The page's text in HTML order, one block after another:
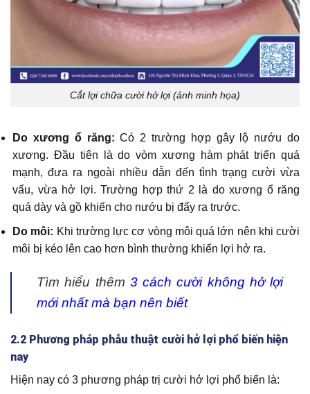
Cắt lợi chữa cười hở lợi (ảnh minh họa)
Do xương ổ răng: Có 2 trường hợp gây lộ nướu do
xương. Đầu tiên là do vòm xương hàm phát triển quá
mạnh, đưa ra ngoài nhiều dẫn đến tình trạng cười vừa
vẩu, vừa hở lợi. Trường hợp thứ 2 là do xương ổ răng
quá dày và gồ khiến cho nướu bị đẩy ra trước.
Do môi: Khi trường lực cơ vòng môi quá lớn nên khi cười
môi bị kéo lên cao hơn bình thường khiến lợi hở ra.
Tìm hiểu thêm 3 cách cười không hở lợi
mới nhất mà bạn nên biết
2.2 Phương pháp phẫu thuật cười hở lợi phổ biến hiện
nay
Hiện nay có 3 phương pháp trị cười hở lợi phổ biến là: